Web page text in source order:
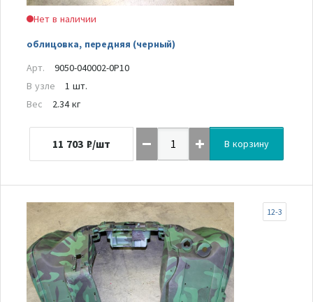
Нет в наличии
облицовка, передняя (черный)
Арт.
9050-040002-0P10
В узле
1 шт.
Вес
2.34 кг
11 703 ₽/шт В корзину
12-3